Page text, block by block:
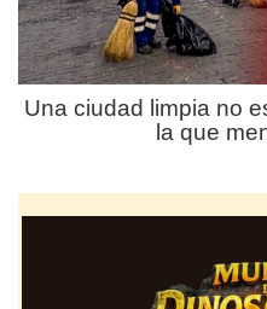
Una ciudad limpia no
la que